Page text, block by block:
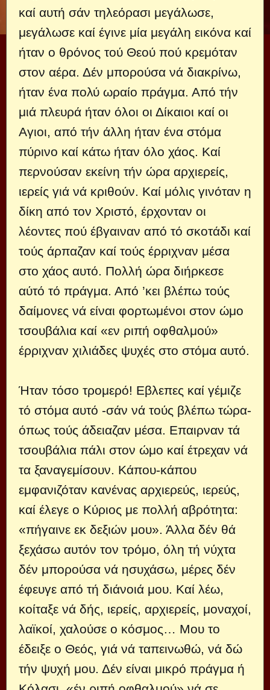
καί αυτή σάν τηλεόρασι μεγάλωσε,
μεγάλωσε καί έγινε μία μεγάλη εικόνα καί
ήταν ο θρόνος τού Θεού πού κρεμόταν
στον αέρα. Δέν μπορούσα νά διακρίνω,
ήταν ένα πολύ ωραίο πράγμα. Από τήν
μιά πλευρά ήταν όλοι οι Δίκαιοι καί οι
Αγιοι, από τήν άλλη ήταν ένα στόμα
πύρινο καί κάτω ήταν όλο χάος. Καί
περνούσαν εκείνη τήν ώρα αρχιερείς,
ιερείς γιά νά κριθούν. Καί μόλις γινόταν η
δίκη από τον Χριστό, έρχονταν οι
λέοντες πού έβγαιναν από τό σκοτάδι καί
τούς άρπαζαν καί τούς έρριχναν μέσα
στο χάος αυτό. Πολλή ώρα διήρκεσε
αύτό τό πράγμα. Από ’κει βλέπω τούς
δαίμονες νά είναι φορτωμένοι στον ώμο
τσουβάλια καί «εν ριπή οφθαλμού»
έρριχναν χιλιάδες ψυχές στο στόμα αυτό.
Ήταν τόσο τρομερό! Εβλεπες καί γέμιζε
τό στόμα αυτό -σάν νά τούς βλέπω τώρα-
όπως τούς άδειαζαν μέσα. Επαιρναν τά
τσουβάλια πάλι στον ώμο καί έτρεχαν νά
τα ξαναγεμίσουν. Κάπου-κάπου
εμφανιζόταν κανένας αρχιερεύς, ιερεύς,
καί έλεγε ο Κύριος με πολλή αβρότητα:
«πήγαινε εκ δεξιών μου». Άλλα δέν θά
ξεχάσω αυτόν τον τρόμο, όλη τή νύχτα
δέν μπορούσα νά ησυχάσω, μέρες δέν
έφευγε από τή διάνοιά μου. Καί λέω,
κοίταξε νά δής, ιερείς, αρχιερείς, μοναχοί,
λαϊκοί, χαλούσε ο κόσμος… Μου το
έδειξε ο Θεός, γιά νά ταπεινωθώ, νά δώ
τήν ψυχή μου. Δέν είναι μικρό πράγμα ή